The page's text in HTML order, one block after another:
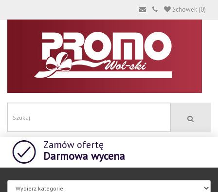
Schowek (0)
Zamów ofertę
Darmowa wycena